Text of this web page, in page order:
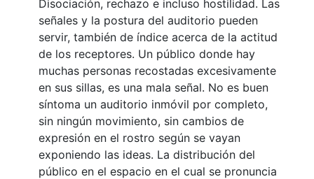
Disociación, rechazo e incluso hostilidad. Las
señales y la postura del auditorio pueden
servir, también de índice acerca de la actitud
de los receptores. Un público donde hay
muchas personas recostadas excesivamente
en sus sillas, es una mala señal. No es buen
síntoma un auditorio inmóvil por completo,
sin ningún movimiento, sin cambios de
expresión en el rostro según se vayan
exponiendo las ideas. La distribución del
público en el espacio en el cual se pronuncia